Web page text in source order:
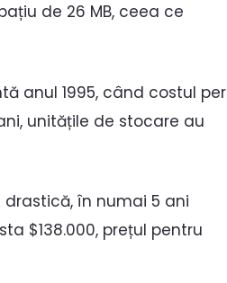
de 26 MB, ceea ce
anul 1995, când costul per
unitățile de stocare au
drastică, în numai 5 ani
$138.000, prețul pentru